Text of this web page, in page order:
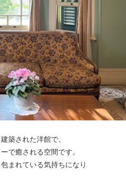
築された洋館で、
で癒される空間です。
まれている気持ちになり